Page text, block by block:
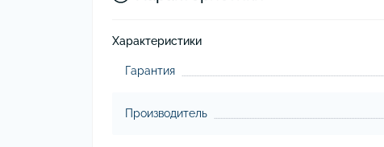
Характеристики
Гарантия
Производитель